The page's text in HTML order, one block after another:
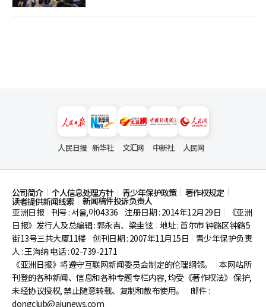
人民日报 新华社 文汇网 中新社 人民网
公司简介 个人信息处理方针 青少年保护政策 著作权规定
读者提供新闻线索
新闻稿件投诉负责人
亚洲日报
刊号 : 서울,아04336 注册日期 : 2014年12月29日
《亚洲
日报》发行人及总编辑 : 郭永吉、梁圭铉 地址 : 首尔市钟路区钟路5
街13号三共大厦11楼 创刊日期 : 2007年11月15日
青少年保护负责
人 : 王海纳 电话 : 02-739-2171
《亚洲日报》将遵守互联网新闻委员会制定的伦理纲领。
本网站所
刊登的各种新闻、信息和各种专题专栏内容, 均受《著作权法》 保护,
未经协议授权, 禁止随意转载、复制和散布使用。
邮件 :
dongclub@ajunews.com